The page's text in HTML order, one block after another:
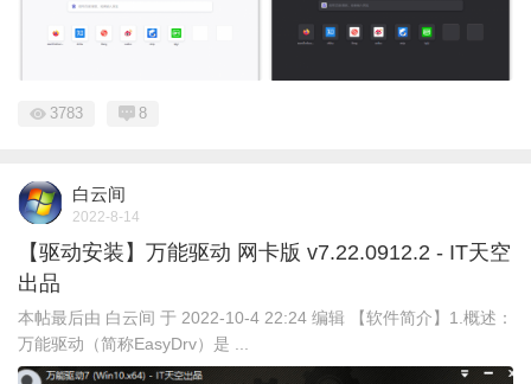
3783 8
白云间
2022-8-14
【驱动安装】万能驱动 网卡版 v7.22.0912.2 - IT天空
出品
本帖最后由 白云间 于 2022-10-4 22:24 编辑 【软件简介】1.概述：
万能驱动（简称EasyDrv）是 ...